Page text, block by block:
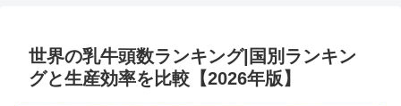
世界の乳牛頭数ランキング|国別ランキン
グと生産効率を比較【2026年版】